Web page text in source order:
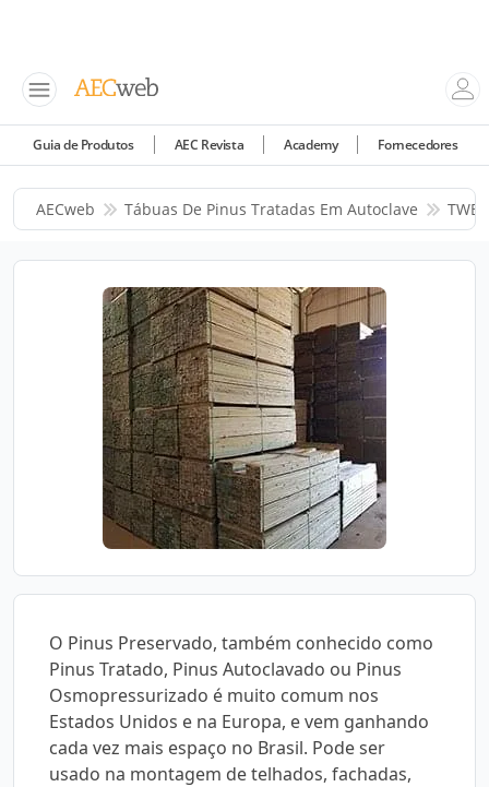
Guia de Produtos AEC Revista Academy Fornecedores
AECweb Tábuas De Pinus Tratadas Em Autoclave
O Pinus Preservado, também conhecido como
Pinus Tratado, Pinus Autoclavado ou Pinus
Osmopressurizado é muito comum nos
Estados Unidos e na Europa, e vem ganhando
cada vez mais espaço no Brasil. Pode ser
usado na montagem de telhados, fachadas,